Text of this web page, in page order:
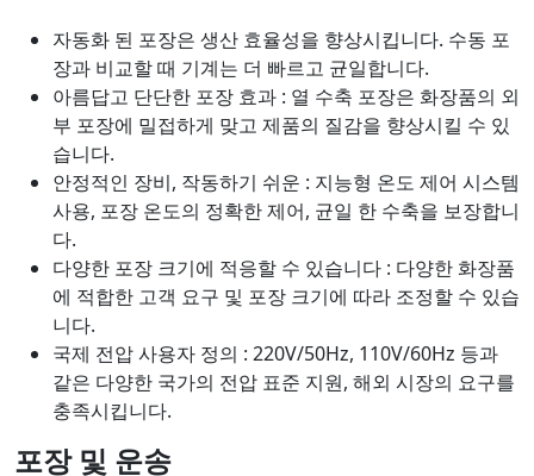
자동화 된 포장은 생산 효율성을 향상시킵니다. 수동 포
장과 비교할 때 기계는 더 빠르고 균일합니다.
아름답고 단단한 포장 효과 : 열 수축 포장은 화장품의 외
부 포장에 밀접하게 맞고 제품의 질감을 향상시킬 수 있
습니다.
안정적인 장비, 작동하기 쉬운 : 지능형 온도 제어 시스템
사용, 포장 온도의 정확한 제어, 균일 한 수축을 보장합니
다.
다양한 포장 크기에 적응할 수 있습니다 : 다양한 화장품
에 적합한 고객 요구 및 포장 크기에 따라 조정할 수 있습
니다.
국제 전압 사용자 정의 : 220V/50Hz, 110V/60Hz 등과
같은 다양한 국가의 전압 표준 지원, 해외 시장의 요구를
충족시킵니다.
포장 및 운송